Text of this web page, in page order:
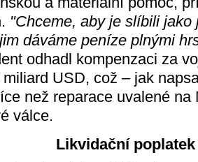
"Chceme, aby je slíbili jako
dáváme peníze plnými
odhadl kompenzaci za
USD, což – jak
než reparace uvalené
válce.
Likvidační poplatek